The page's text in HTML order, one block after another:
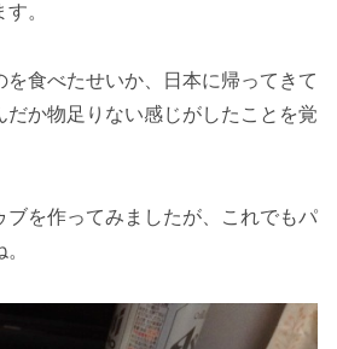
。
食べたせいか、日本に帰ってきて
だか物足りない感じがしたことを覚
ブを作ってみましたが、これでもパ